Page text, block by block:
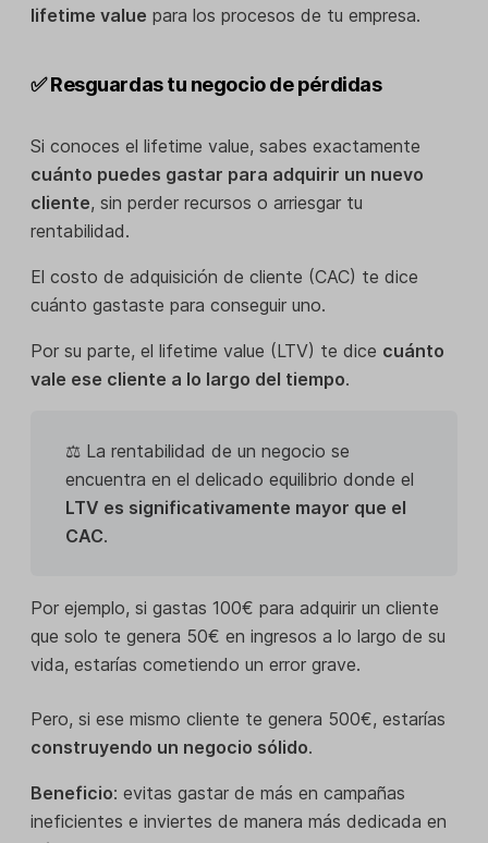
lifetime value para los procesos de tu empresa.
✅ Resguardas tu negocio de pérdidas
Si conoces el lifetime value, sabes exactamente
cuánto puedes gastar para adquirir un nuevo
cliente, sin perder recursos o arriesgar tu
rentabilidad.
El costo de adquisición de cliente (CAC) te dice
cuánto gastaste para conseguir uno.
Por su parte, el lifetime value (LTV) te dice cuánto
vale ese cliente a lo largo del tiempo.
⚖️ La rentabilidad de un negocio se
encuentra en el delicado equilibrio donde el
LTV es significativamente mayor que el
CAC.
Por ejemplo, si gastas 100€ para adquirir un cliente
que solo te genera 50€ en ingresos a lo largo de su
vida, estarías cometiendo un error grave.
Pero, si ese mismo cliente te genera 500€, estarías
construyendo un negocio sólido.
Beneficio: evitas gastar de más en campañas
ineficientes e inviertes de manera más dedicada en